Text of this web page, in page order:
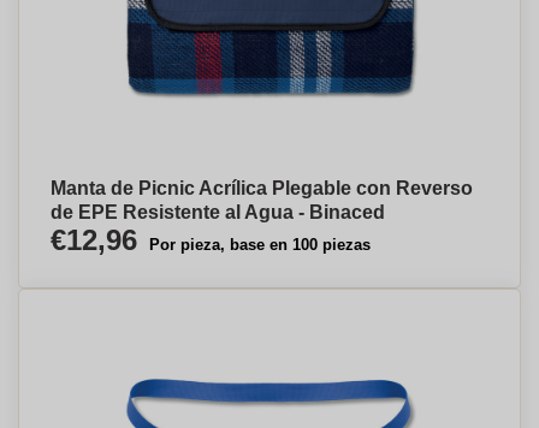
Manta de Picnic Acrílica Plegable con Reverso
de EPE Resistente al Agua - Binaced
€12,96 Por pieza, base en 100 piezas